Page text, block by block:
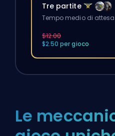
Tre partite
Tempo medio di
$12.00
$2.50 per gioco
Le